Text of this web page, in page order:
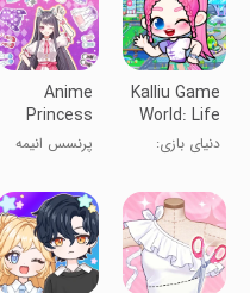
Kalliu Game
World: Life
Story
دنیای بازی:
Anime
Princess
2：Dress
Up Game
پرنسس انیمه
پوشیدن